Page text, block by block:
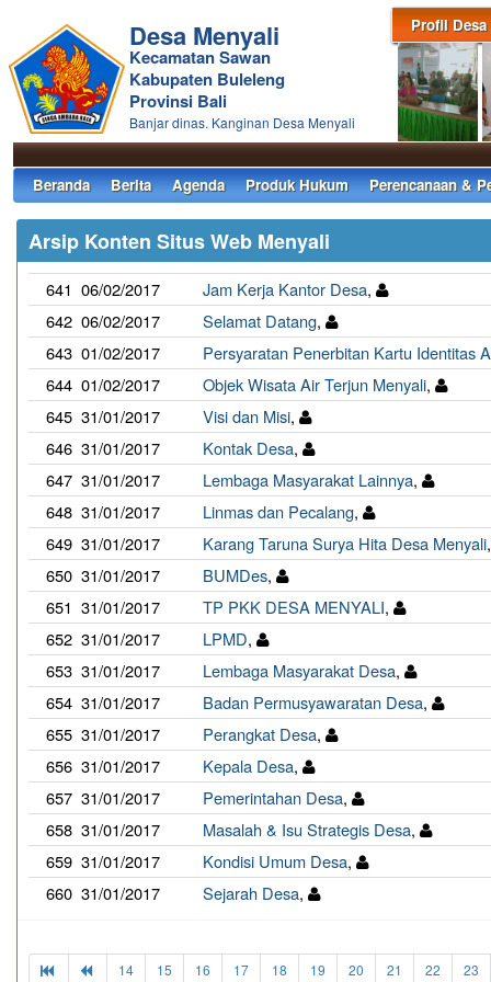
Profil Desa
Desa Menyali
Kecamatan Sawan
Kabupaten Buleleng
Provinsi Bali
Banjar dinas. Kanginan Desa Menyali
Beranda Berita Agenda Produk Hukum Perencanaan &
Arsip Konten Situs Web Menyali
641 06/02/2017 Jam Kerja Kantor Desa,
642 06/02/2017 Selamat Datang,
643 01/02/2017
Persyaratan Penerbitan Kartu Identitas
644 01/02/2017 Objek Wisata Air Terjun Menyali,
645 31/01/2017 Visi dan Misi,
646 31/01/2017 Kontak Desa,
647 31/01/2017 Lembaga Masyarakat Lainnya,
648 31/01/2017 Linmas dan Pecalang,
649 31/01/2017 Karang Taruna Surya Hita Desa Menyali
650 31/01/2017 BUMDes,
651 31/01/2017 TP PKK DESA MENYALI,
652 31/01/2017 LPMD,
653 31/01/2017 Lembaga Masyarakat Desa,
654 31/01/2017 Badan Permusyawaratan Desa,
655 31/01/2017 Perangkat Desa,
656 31/01/2017 Kepala Desa,
657 31/01/2017 Pemerintahan Desa,
658 31/01/2017 Masalah & Isu Strategis Desa,
659 31/01/2017 Kondisi Umum Desa,
660 31/01/2017 Sejarah Desa,
14 15 16 17 18 19 20 21 22
23